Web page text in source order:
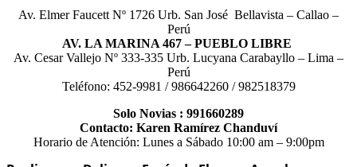
Av. Elmer Faucett Nº 1726 Urb. San José Bellavista – Callao –
Perú
AV. LA MARINA 467 – PUEBLO LIBRE
Av. Cesar Vallejo Nº 333-335 Urb. Lucyana Carabayllo – Lima –
Perú
Teléfono: 452-9981 / 986642260 / 982518379
Solo Novias : 991660289
Contacto: Karen Ramírez Chanduví
Horario de Atención: Lunes a Sábado 10:00 am – 9:00pm